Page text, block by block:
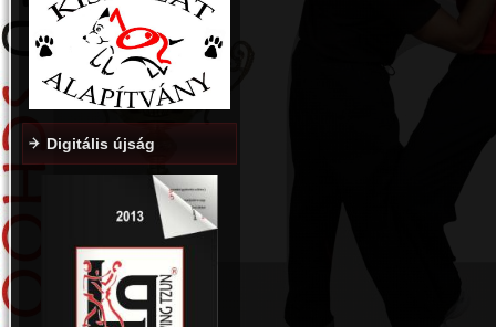
Digitális újság